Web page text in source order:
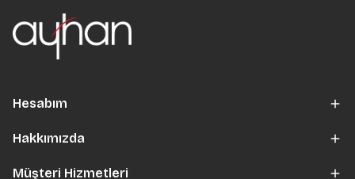
Hesabım
Hakkımızda
Müşteri Hizmetleri